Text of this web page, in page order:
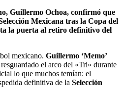
Guillermo Ochoa, confirmó que
Mexicana tras la Copa del
la puerta al retiro definitivo del
mexicano. Guillermo ‘Memo’
el arco del «Tri» durante
lo que muchos temían: el
definitiva de la Selección